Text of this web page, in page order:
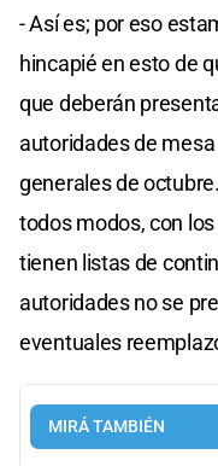
- Así es; por eso
hincapié en esto de
que deberán
autoridades de
generales de
todos modos, con
tienen listas de
autoridades no se
eventuales
MIRÁ TAMBIÉN